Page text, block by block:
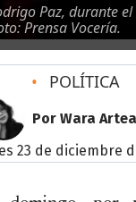
Paz, durante
Prensa Vocería.
• POLÍTICA
Por Wara
23 de diciembre